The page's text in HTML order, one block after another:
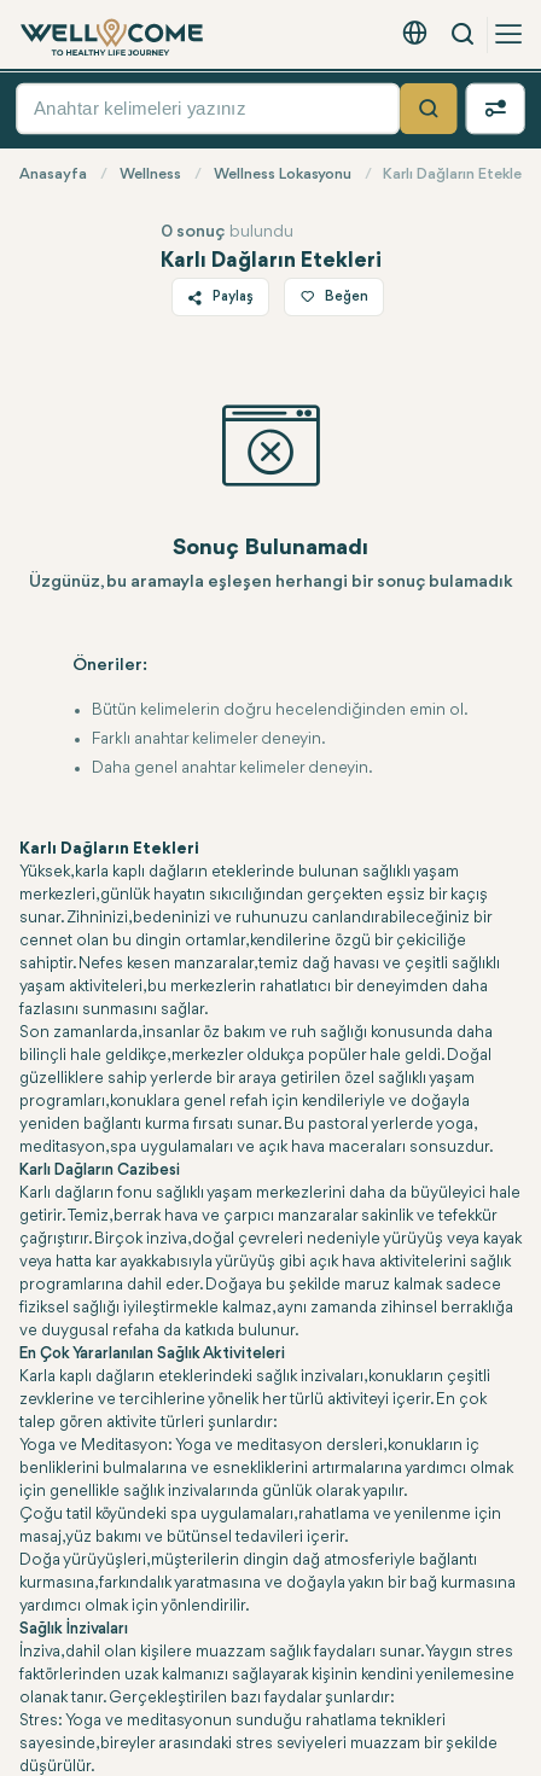
Türkçe - EUR
Arama
Hızlı
Ara
Anasayfa Wellness Wellness Lokasyonu Karlı Dağların Etekleri
Karlı Dağların Etekleri
0 sonuçbulundu
Paylaş
WhatsApp
Beğen
Sonuç Bulunamadı
Üzgünüz, bu aramayla eşleşen herhangi bir sonuç bulamadık
Öneriler:
Bütün kelimelerin doğru hecelendiğinden emin ol.
Farklı anahtar kelimeler deneyin.
Daha genel anahtar kelimeler deneyin.
Karlı Dağların Etekleri
Yüksek, karla kaplı dağların eteklerinde bulunan sağlıklı yaşam
merkezleri, günlük hayatın sıkıcılığından gerçekten eşsiz bir kaçış
sunar. Zihninizi, bedeninizi ve ruhunuzu canlandırabileceğiniz bir
cennet olan bu dingin ortamlar, kendilerine özgü bir çekiciliğe
sahiptir. Nefes kesen manzaralar, temiz dağ havası ve çeşitli sağlıklı
yaşam aktiviteleri, bu merkezlerin rahatlatıcı bir deneyimden daha
fazlasını sunmasını sağlar.
Son zamanlarda, insanlar öz bakım ve ruh sağlığı konusunda daha
bilinçli hale geldikçe, merkezler oldukça popüler hale geldi. Doğal
güzelliklere sahip yerlerde bir araya getirilen özel sağlıklı yaşam
programları, konuklara genel refah için kendileriyle ve doğayla
yeniden bağlantı kurma fırsatı sunar. Bu pastoral yerlerde yoga,
meditasyon, spa uygulamaları ve açık hava maceraları sonsuzdur.
Karlı Dağların Cazibesi
Karlı dağların fonu sağlıklı yaşam merkezlerini daha da büyüleyici hale
getirir. Temiz, berrak hava ve çarpıcı manzaralar sakinlik ve tefekkür
çağrıştırır. Birçok inziva, doğal çevreleri nedeniyle yürüyüş veya kayak
veya hatta kar ayakkabısıyla yürüyüş gibi açık hava aktivitelerini sağlık
programlarına dahil eder. Doğaya bu şekilde maruz kalmak sadece
fiziksel sağlığı iyileştirmekle kalmaz, aynı zamanda zihinsel berraklığa
ve duygusal refaha da katkıda bulunur.
En Çok Yararlanılan Sağlık Aktiviteleri
Karla kaplı dağların eteklerindeki sağlık inzivaları, konukların çeşitli
zevklerine ve tercihlerine yönelik her türlü aktiviteyi içerir. En çok
talep gören aktivite türleri şunlardır:
Yoga ve Meditasyon: Yoga ve meditasyon dersleri, konukların iç
benliklerini bulmalarına ve esnekliklerini artırmalarına yardımcı olmak
için genellikle sağlık inzivalarında günlük olarak yapılır.
Çoğu tatil köyündeki spa uygulamaları, rahatlama ve yenilenme için
masaj, yüz bakımı ve bütünsel tedavileri içerir.
Doğa yürüyüşleri, müşterilerin dingin dağ atmosferiyle bağlantı
kurmasına, farkındalık yaratmasına ve doğayla yakın bir bağ kurmasına
yardımcı olmak için yönlendirilir.
Sağlık İnzivaları
İnziva, dahil olan kişilere muazzam sağlık faydaları sunar. Yaygın stres
faktörlerinden uzak kalmanızı sağlayarak kişinin kendini yenilemesine
olanak tanır. Gerçekleştirilen bazı faydalar şunlardır:
Stres: Yoga ve meditasyonun sunduğu rahatlama teknikleri
sayesinde, bireyler arasındaki stres seviyeleri muazzam bir şekilde
düşürülür.